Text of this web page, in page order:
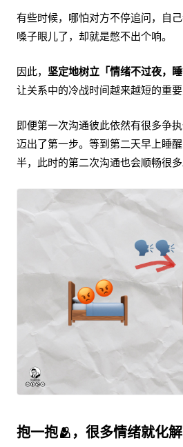
有些时候，哪怕对方不停追问，自
嗓子眼儿了，却就是憋不出个响。
因此， 坚定地树立「情绪不过夜，
让关系中的冷战时间越来越短的重要
即便第一次沟通彼此依然有很多争
迈出了第一步。等到第二天早上睡
半，此时的第二次沟通也会顺畅很多
抱一抱🫂，很多情绪就化解